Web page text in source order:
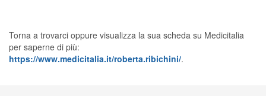
Prenotazioni online
Planner e rubrica in cloud
Torna a trovarci oppure visualizza la sua scheda su Medicitalia
per saperne di più:
https://www.medicitalia.it/roberta.ribichini/.